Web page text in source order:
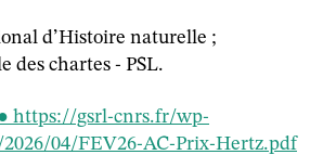
d’Histoire naturelle ;
des chartes - PSL.
https://gsrl-cnrs.fr/wp-
04/FEV26-AC-Prix-Hertz.pdf